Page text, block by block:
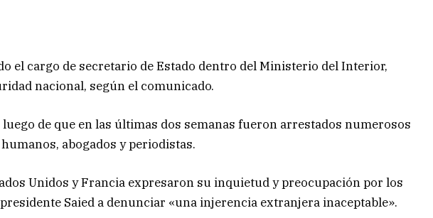
el cargo de secretario de Estado dentro del Ministerio del Interior,
nacional, según el comunicado.
de que en las últimas dos semanas fueron arrestados numerosos
abogados y periodistas.
Unidos y Francia expresaron su inquietud y preocupación por los
Saied a denunciar «una injerencia extranjera inaceptable».